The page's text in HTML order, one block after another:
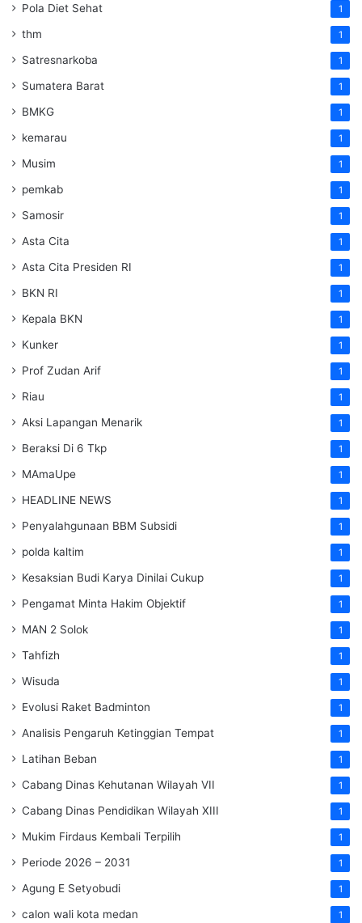
Pola Diet Sehat 1
thm 1
Satresnarkoba 1
Sumatera Barat 1
BMKG 1
kemarau 1
Musim 1
pemkab 1
Samosir 1
Asta Cita 1
Asta Cita Presiden RI 1
BKN RI 1
Kepala BKN 1
Kunker 1
Prof Zudan Arif 1
Riau 1
Aksi Lapangan Menarik 1
Beraksi Di 6 Tkp 1
MAmaUpe 1
HEADLINE NEWS 1
Penyalahgunaan BBM Subsidi 1
polda kaltim 1
Kesaksian Budi Karya Dinilai Cukup 1
Pengamat Minta Hakim Objektif 1
MAN 2 Solok 1
Tahfizh 1
Wisuda 1
Evolusi Raket Badminton 1
Analisis Pengaruh Ketinggian Tempat 1
Latihan Beban 1
Cabang Dinas Kehutanan Wilayah VII 1
Cabang Dinas Pendidikan Wilayah XIII 1
Mukim Firdaus Kembali Terpilih 1
Periode 2026 – 2031 1
Agung E Setyobudi 1
calon wali kota medan 1